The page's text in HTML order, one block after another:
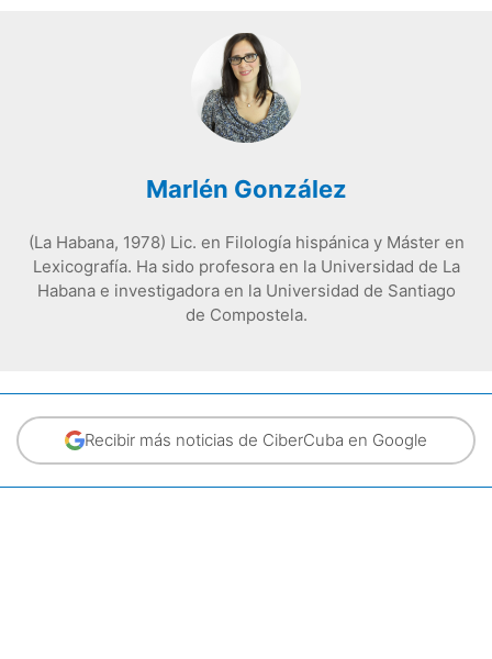
Marlén González
(La Habana, 1978) Lic. en Filología hispánica y Máster en
Lexicografía. Ha sido profesora en la Universidad de La
Habana e investigadora en la Universidad de Santiago
de Compostela.
Recibir más noticias de CiberCuba en Google